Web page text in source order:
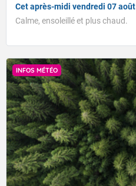
Cet après-midi vendredi 07 août
Calme, ensoleillé et plus chaud.
INFOS MÉTÉO